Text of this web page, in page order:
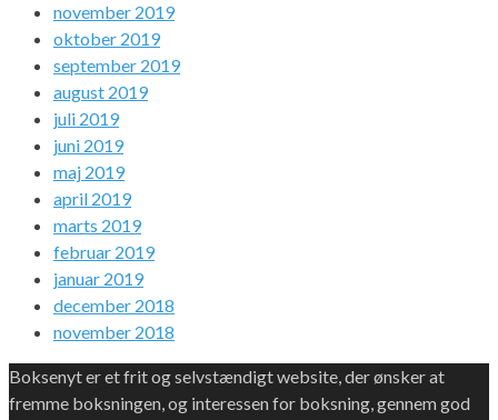
november 2019
oktober 2019
september 2019
august 2019
juli 2019
juni 2019
maj 2019
april 2019
marts 2019
februar 2019
januar 2019
december 2018
november 2018
Boksenyt er et frit og selvstændigt website, der ønsker at
fremme boksningen, og interessen for boksning, gennem god